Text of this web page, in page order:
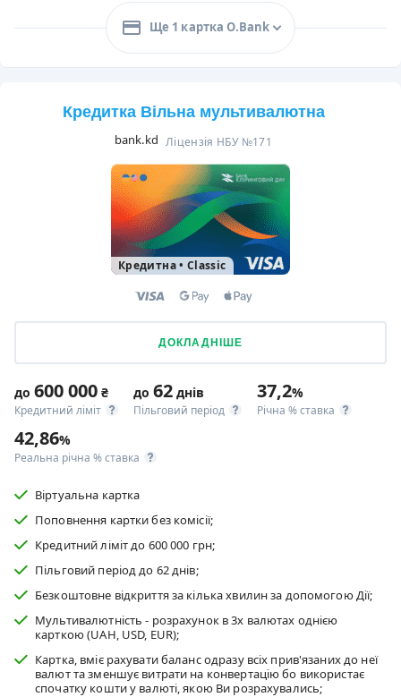
Ще 1 картка O.Bank
Кредитка Вільна мультивалютна
bank.kd Ліцензія НБУ №171
Кредитна• Classic
ДОКЛАДНІШЕ
до 600 000 ₴
Кредитний ліміт
до 62 днів
Пільговий період
37,2%
Річна % ставка
42,86%
Реальна річна % ставка
Віртуальна картка
Поповнення картки без комісії;
Кредитний ліміт до 600 000 грн;
Пільговий період до 62 днів;
Безкоштовне відкриття за кілька хвилин за допомогою Дії;
Мультивалютність - розрахунок в 3х валютах однією
карткою (UAH, USD, EUR);
Картка, вміє рахувати баланс одразу всіх прив'язаних до неї
валют та зменшує витрати на конвертацію бо використає
спочатку кошти у валюті, якою Ви розрахувались;